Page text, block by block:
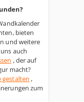
bieten
und weitere
auch
, der auf
macht?
gestalten ,
zum